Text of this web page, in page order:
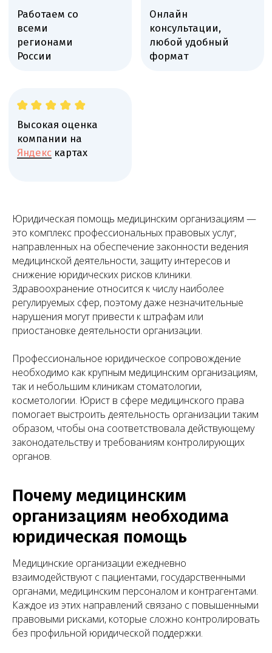
Юридическая помощь медицинским организациям —
это комплекс профессиональных правовых услуг,
направленных на обеспечение законности ведения
медицинской деятельности, защиту интересов и
снижение юридических рисков клиники.
Здравоохранение относится к числу наиболее
регулируемых сфер, поэтому даже незначительные
нарушения могут привести к штрафам или
приостановке деятельности организации.
Профессиональное юридическое сопровождение
необходимо как крупным медицинским организациям,
так и небольшим клиникам стоматологии,
косметологии. Юрист в сфере медицинского права
помогает выстроить деятельность организации таким
образом, чтобы она соответствовала действующему
законодательству и требованиям контролирующих
органов.
Почему медицинским
организациям необходима
юридическая помощь
Медицинские организации ежедневно
взаимодействуют с пациентами, государственными
органами, медицинским персоналом и контрагентами.
Каждое из этих направлений связано с повышенными
правовыми рисками, которые сложно контролировать
без профильной юридической поддержки.